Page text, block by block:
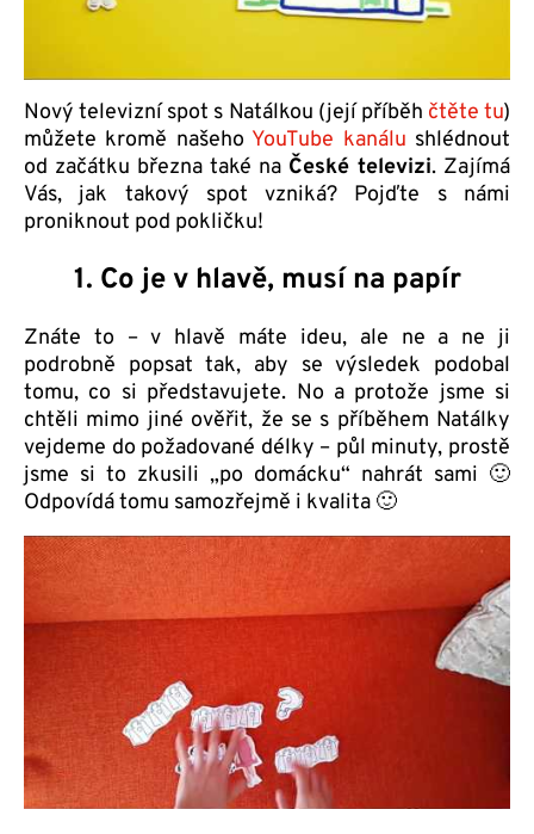
Nový televizní spot s Natálkou (její příběh čtěte tu)
můžete kromě našeho YouTube kanálu shlédnout
od začátku března také na České televizi. Zajímá
Vás, jak takový spot vzniká? Pojďte s námi
proniknout pod pokličku!
1. Co je v hlavě, musí na papír
Znáte to – v hlavě máte ideu, ale ne a ne ji
podrobně popsat tak, aby se výsledek podobal
tomu, co si představujete. No a protože jsme si
chtěli mimo jiné ověřit, že se s příběhem Natálky
vejdeme do požadované délky – půl minuty, prostě
jsme si to zkusili „po domácku“ nahrát sami 🙂
Odpovídá tomu samozřejmě i kvalita 🙂